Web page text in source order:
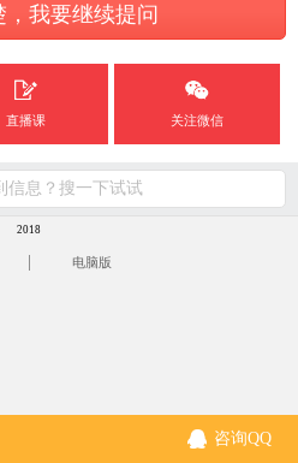
，我要继续提问
直播课 关注微信
信息？搜一下试试
2018
电脑版
咨询QQ